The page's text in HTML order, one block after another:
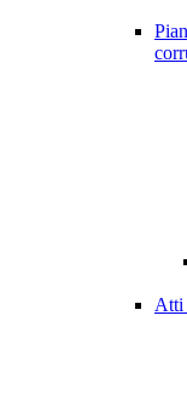
Atti